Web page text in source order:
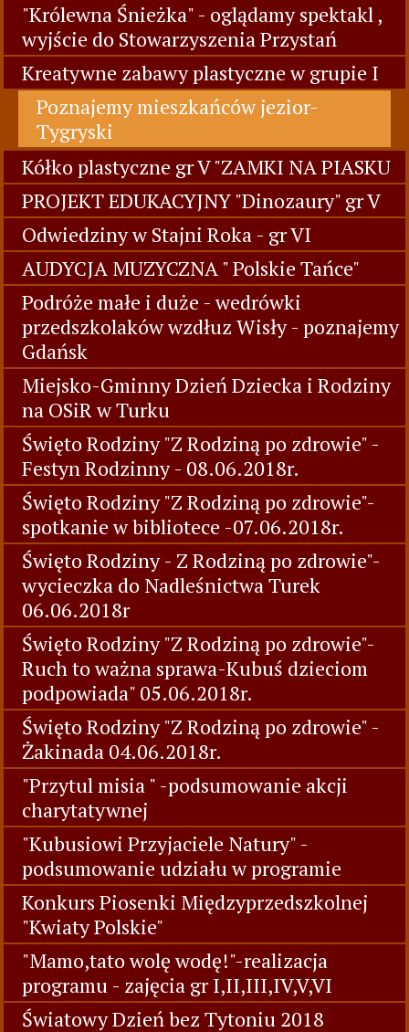
"Królewna Śnieżka" - oglądamy spektakl ,
wyjście do Stowarzyszenia Przystań
Kreatywne zabawy plastyczne w grupie I
Poznajemy mieszkańców jezior-
Tygryski
Kółko plastyczne gr V "ZAMKI NA PIASKU
PROJEKT EDUKACYJNY "Dinozaury" gr V
Odwiedziny w Stajni Roka - gr VI
AUDYCJA MUZYCZNA " Polskie Tańce"
Podróże małe i duże - wedrówki
przedszkolaków wzdłuz Wisły - poznajemy
Gdańsk
Miejsko-Gminny Dzień Dziecka i Rodziny
na OSiR w Turku
Święto Rodziny "Z Rodziną po zdrowie" -
Festyn Rodzinny - 08.06.2018r.
Święto Rodziny "Z Rodziną po zdrowie"-
spotkanie w bibliotece -07.06.2018r.
Święto Rodziny - Z Rodziną po zdrowie"-
wycieczka do Nadleśnictwa Turek
06.06.2018r
Święto Rodziny "Z Rodziną po zdrowie"-
Ruch to ważna sprawa-Kubuś dzieciom
podpowiada" 05.06.2018r.
Święto Rodziny "Z Rodziną po zdrowie" -
Żakinada 04.06.2018r.
"Przytul misia " -podsumowanie akcji
charytatywnej
"Kubusiowi Przyjaciele Natury" -
podsumowanie udziału w programie
Konkurs Piosenki Międzyprzedszkolnej
"Kwiaty Polskie"
"Mamo,tato wolę wodę!"-realizacja
programu - zajęcia gr I,II,III,IV,V,VI
Światowy Dzień bez Tytoniu 2018